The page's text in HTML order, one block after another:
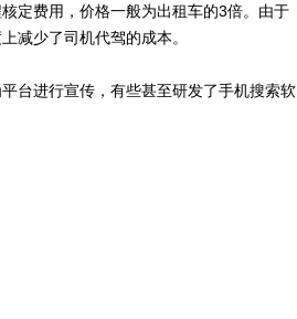
费用，价格一般为出租车的3倍。由于
减少了司机代驾的成本。
进行宣传，有些甚至研发了手机搜索软